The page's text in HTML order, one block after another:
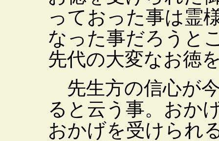
っておった事は霊
なった事だろうと
先代の大変なお徳
先生方の信心が
ると云う事。おか
おかげを受けられ